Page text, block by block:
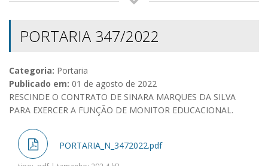
PORTARIA 347/2022
Categoria: Portaria
Publicado em: 01 de agosto de 2022
RESCINDE O CONTRATO DE SINARA MARQUES DA SILVA
PARA EXERCER A FUNÇÃO DE MONITOR EDUCACIONAL.
PORTARIA_N_3472022.pdf